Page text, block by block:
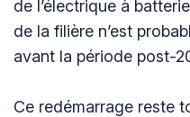
de l’électrique à
de la filière n’est
avant la période post-
Ce redémarrage reste